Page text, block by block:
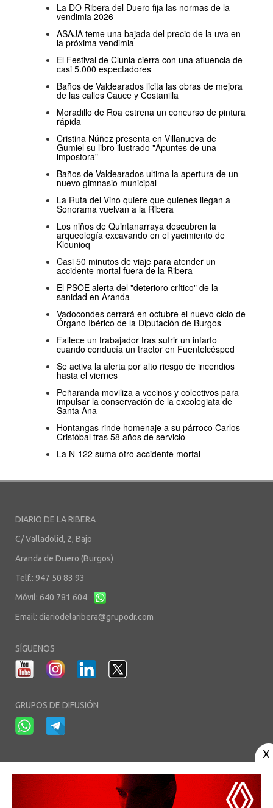
La DO Ribera del Duero fija las normas de la
vendimia 2026
ASAJA teme una bajada del precio de la uva en
la próxima vendimia
El Festival de Clunia cierra con una afluencia de
casi 5.000 espectadores
Baños de Valdearados licita las obras de mejora
de las calles Cauce y Costanilla
Moradillo de Roa estrena un concurso de pintura
rápida
Cristina Núñez presenta en Villanueva de
Gumiel su libro ilustrado "Apuntes de una
impostora"
Baños de Valdearados ultima la apertura de un
nuevo gimnasio municipal
La Ruta del Vino quiere que quienes llegan a
Sonorama vuelvan a la Ribera
Los niños de Quintanarraya descubren la
arqueología excavando en el yacimiento de
Klounioq
Casi 50 minutos de viaje para atender un
accidente mortal fuera de la Ribera
El PSOE alerta del "deterioro crítico" de la
sanidad en Aranda
Vadocondes cerrará en octubre el nuevo ciclo de
Órgano Ibérico de la Diputación de Burgos
Fallece un trabajador tras sufrir un infarto
cuando conducía un tractor en Fuentelcésped
Se activa la alerta por alto riesgo de incendios
hasta el viernes
Peñaranda moviliza a vecinos y colectivos para
impulsar la conservación de la excolegiata de
Santa Ana
Hontangas rinde homenaje a su párroco Carlos
Cristóbal tras 58 años de servicio
La N-122 suma otro accidente mortal
DIARIO DE LA RIBERA
C/ Valladolid, 2, Bajo
Aranda de Duero (Burgos)
Telf.: 947 50 83 93
Móvil: 640 781 604
Email: diariodelaribera@grupodr.com
SÍGUENOS
GRUPOS DE DIFUSIÓN